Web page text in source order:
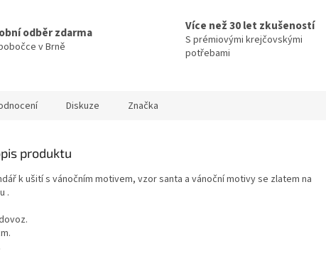
odběr zdarma
v Brně
Více než 30 let zkušeností
S prémiovými krejčovskými
potřebami
Diskuze Značka
produktu
k ušití s vánočním motivem, vzor santa a vánoční motivy se zlatem na
.